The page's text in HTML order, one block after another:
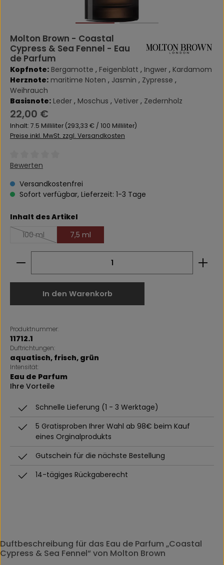
Molton Brown - Coastal
Cypress & Sea Fennel - Eau
de Parfum
Kopfnote: Bergamotte , Feigenblatt , Ingwer , Kardamom
Herznote: maritime Noten , Jasmin , Zypresse ,
Weihrauch
Basisnote: Leder , Moschus , Vetiver , Zedernholz
Regulärer Preis:
22,00 €
Inhalt: 7.5 Milliliter (293,33 € / 100 Milliliter)
Preise inkl. MwSt. zzgl. Versandkosten
Durchschnittliche Bewertung von 0 von 5 Sternen
Bewerten
Versandkostenfrei
Sofort verfügbar, Lieferzeit: 1-3 Tage
Inhalt des Artikel
100 ml
(Diese Option ist zurzeit nicht verfügbar.)
7,5 ml
Produkt Anzahl: Gib den gewünschten Wert
In den Warenkorb
Produktnummer:
11712.1
Duftrichtungen:
aquatisch, frisch, grün
Intensität:
Eau de Parfum
Ihre Vorteile
Schnelle Lieferung (1 - 3 Werktage)
5 Gratisproben Ihrer Wahl ab 98€ beim Kauf
eines Orginalprodukts
Gutschein für die nächste Bestellung
14-tägiges Rückgaberecht
Duftbeschreibung für das Eau de Parfum „Coastal
Cypress & Sea Fennel“ von Molton Brown